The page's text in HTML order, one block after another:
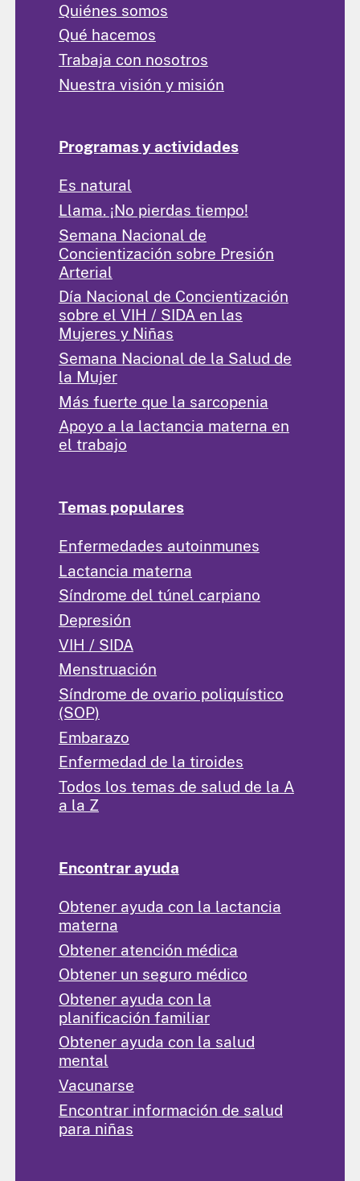
Quiénes somos
Qué hacemos
Trabaja con nosotros
Nuestra visión y misión
Programas y actividades
Es natural
Llama. ¡No pierdas tiempo!
Semana Nacional de
Concientización sobre Presión
Arterial
Día Nacional de Concientización
sobre el VIH / SIDA en las
Mujeres y Niñas
Semana Nacional de la Salud de
la Mujer
Más fuerte que la sarcopenia
Apoyo a la lactancia materna en
el trabajo
Temas populares
Enfermedades autoinmunes
Lactancia materna
Síndrome del túnel carpiano
Depresión
VIH / SIDA
Menstruación
Síndrome de ovario poliquístico
(SOP)
Embarazo
Enfermedad de la tiroides
Todos los temas de salud de la A
a la Z
Encontrar ayuda
Obtener ayuda con la lactancia
materna
Obtener atención médica
Obtener un seguro médico
Obtener ayuda con la
planificación familiar
Obtener ayuda con la salud
mental
Vacunarse
Encontrar información de salud
para niñas